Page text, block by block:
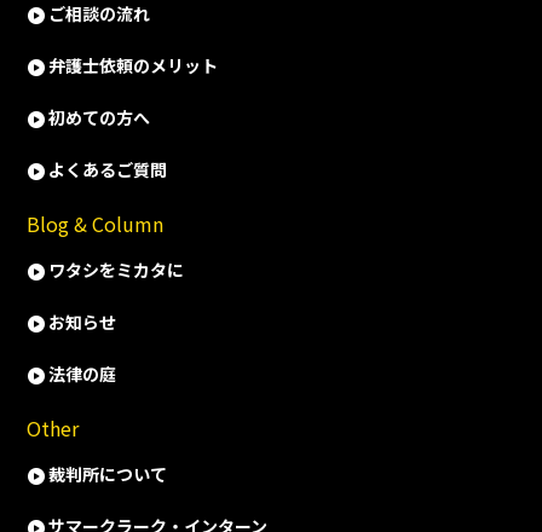
ご相談の流れ
弁護士依頼のメリット
初めての方へ
よくあるご質問
Blog & Column
ワタシをミカタに
お知らせ
法律の庭
Other
裁判所について
サマークラーク・インターン